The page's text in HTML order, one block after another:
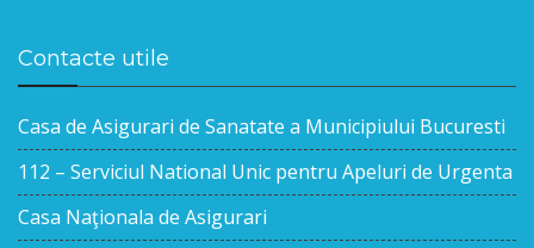
Contacte utile
Casa de Asigurari de Sanatate a Municipiului Bucuresti
112 – Serviciul National Unic pentru Apeluri de Urgenta
Casa Naţionala de Asigurari